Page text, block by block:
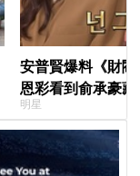
安普賢爆料《財
恩彩看到俞承豪
普賢只是「搞笑男
明星